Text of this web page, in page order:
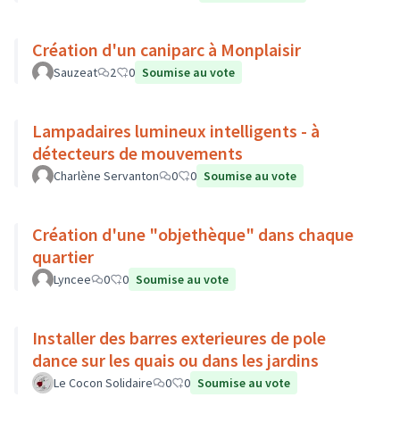
Création d'un caniparc à Monplaisir
Sauzeat 2 0 Soumise au vote
Lampadaires lumineux intelligents - à
détecteurs de mouvements
Charlène Servanton 0 0 Soumise au vote
Création d'une "objethèque" dans chaque
quartier
Lyncee 0 0 Soumise au vote
Installer des barres exterieures de pole
dance sur les quais ou dans les jardins
Le Cocon Solidaire 0 0 Soumise au vote